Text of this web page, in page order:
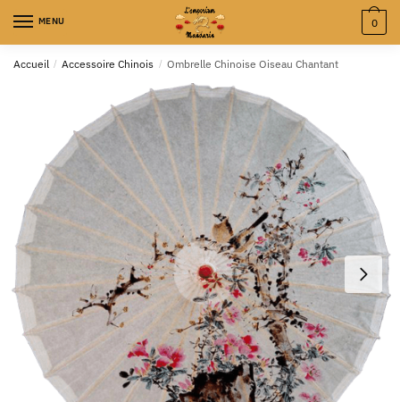
MENU 0
Accueil / Accessoire Chinois / Ombrelle Chinoise Oiseau Chantant